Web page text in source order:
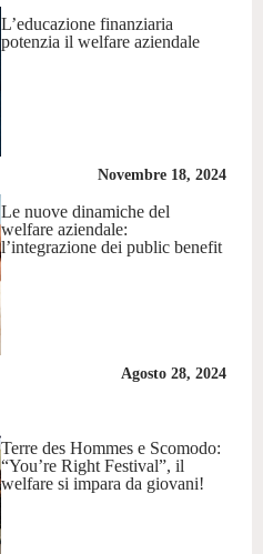
L’educazione finanziaria
potenzia il welfare aziendale
Novembre 18, 2024
Le nuove dinamiche del
welfare aziendale:
l’integrazione dei public benefit
Agosto 28, 2024
Terre des Hommes e Scomodo:
“You’re Right Festival”, il
welfare si impara da giovani!